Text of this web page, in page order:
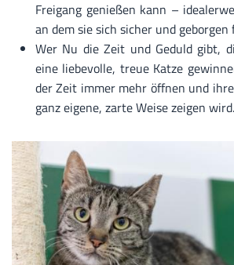
Freigang genießen kann –
an dem sie sich sicher und
Wer Nu die Zeit und Geduld gibt,
eine liebevolle, treue Katze
der Zeit immer mehr öffnen und
ganz eigene, zarte Weise zeigen wird.